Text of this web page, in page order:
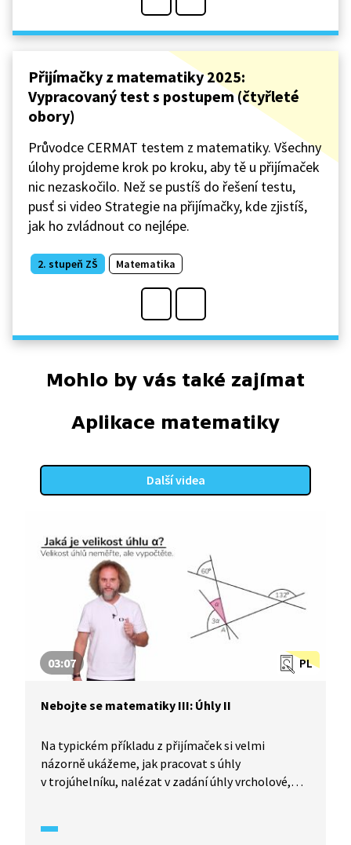
Přijímačky z matematiky 2025:
Vypracovaný test s postupem (čtyřleté
obory)
Průvodce CERMAT testem z matematiky. Všechny
úlohy projdeme krok po kroku, aby tě u přijímaček
nic nezaskočilo. Než se pustíš do řešení testu,
pusť si video Strategie na přijímačky, kde zjistíš,
jak ho zvládnout co nejlépe.
2. stupeň ZŠ Matematika
Mohlo by vás také zajímat
Aplikace matematiky
Další videa
PL
03:07
Nebojte se matematiky III: Úhly II
Na typickém příkladu z přijímaček si velmi
názorně ukážeme, jak pracovat s úhly
v trojúhelníku, nalézat v zadání úhly vrcholové,
shrneme a přidáme doporučení. S námi přijímačky